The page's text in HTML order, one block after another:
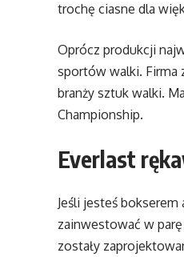
trochę ciasne dla
Oprócz produkcji
sportów walki. Firma
branży sztuk walki.
Championship.
Everlast
Jeśli jesteś
zainwestować w
zostały